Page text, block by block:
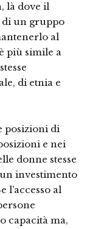
là dove il
un gruppo
al
più simile a
di etnia e
posizioni di
e nei
donne stesse
investimento
l’accesso al
capacità ma,